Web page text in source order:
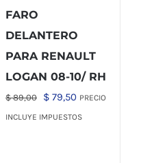
FARO
DELANTERO
PARA RENAULT
LOGAN 08-10/ RH
$89,00
El
precio
$ 79,50El
precio
PRECIO
INCLUYE IMPUESTOS